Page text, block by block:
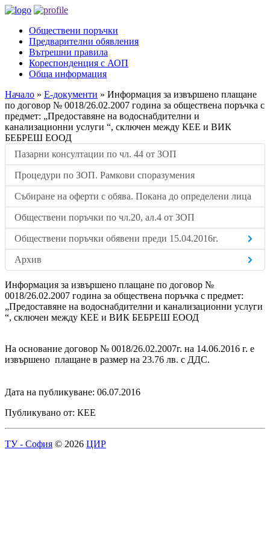
Обществени поръчки
Предварителни обявления
Вътрешни правила
Кореспонденция с АОП
Обща информация
Начало » Е-документи » Информация за извършено плащане
по договор № 0018/26.02.2007 година за обществена поръчка с
предмет: „Предоставяне на водоснабдителни и
канализационни услуги “, сключен между КЕЕ и ВИК
БЕБРЕШ ЕООД
Пазарни консултации по чл. 44 от ЗОП
Процедури по ЗОП. Рамкови споразумения
Събиране на оферти с обява. Покана до определени лица
Обществени поръчки по чл.20, ал.4 от ЗОП
Обществени поръчки обявени преди 15.04.2016г.
Архив
Информация за извършено плащане по договор №
0018/26.02.2007 година за обществена поръчка с предмет:
„Предоставяне на водоснабдителни и канализационни услуги
“, сключен между КЕЕ и ВИК БЕБРЕШ ЕООД
На основание договор № 0018/26.02.2007г. на 14.06.2016 г. е
извършено плащане в размер на 23.76 лв. с ДДС.
Дата на публикуване: 06.07.2016
Публикувано от: КЕЕ
ТУ - София © 2026 ЦИР